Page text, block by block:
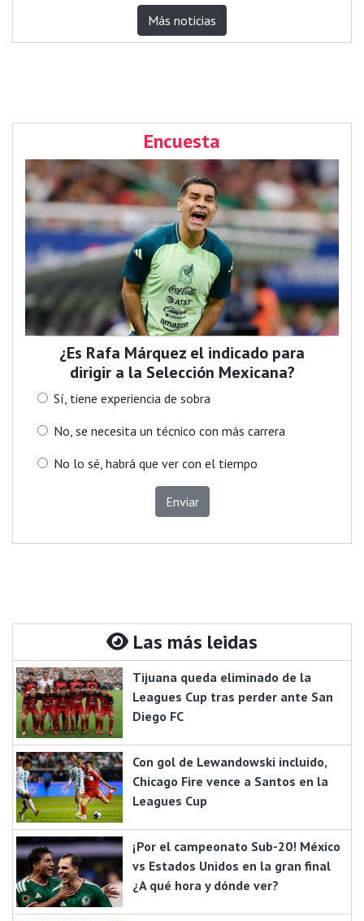
Más noticias
Encuesta
¿Es Rafa Márquez el indicado para
dirigir a la Selección Mexicana?
Sí, tiene experiencia de sobra
No, se necesita un técnico con más carrera
No lo sé, habrá que ver con el tiempo
Enviar
Las más leidas
Tijuana queda eliminado de la
Leagues Cup tras perder ante San
Diego FC
Con gol de Lewandowski incluido,
Chicago Fire vence a Santos en la
Leagues Cup
¡Por el campeonato Sub-20! México
vs Estados Unidos en la gran final
¿A qué hora y dónde ver?